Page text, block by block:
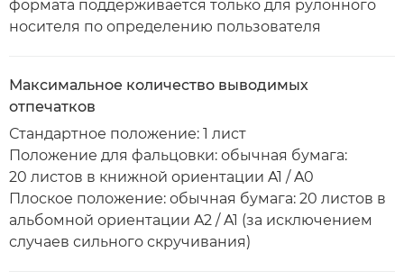
формата поддерживается только для рулонного
носителя по определению пользователя
Максимальное количество выводимых
отпечатков
Стандартное положение: 1 лист
Положение для фальцовки: обычная бумага:
20 листов в книжной ориентации A1 / A0
Плоское положение: обычная бумага: 20 листов в
альбомной ориентации A2 / A1 (за исключением
случаев сильного скручивания)